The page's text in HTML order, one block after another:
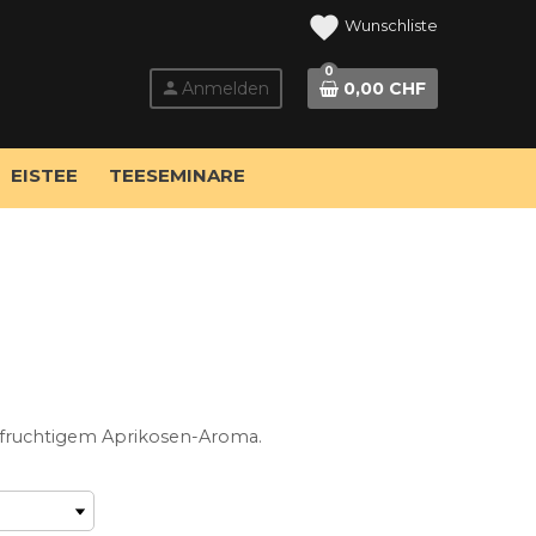
favorite
person Anmelden
0
0,00 CHF
EISTEE TEESEMINARE
Aprikosen-Aroma.